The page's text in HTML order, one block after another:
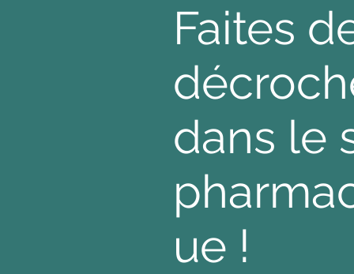
Faites
dans le
ue !